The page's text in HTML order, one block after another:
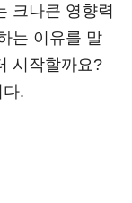
크나큰 영향력
는 이유를 말
시작할까요?
.